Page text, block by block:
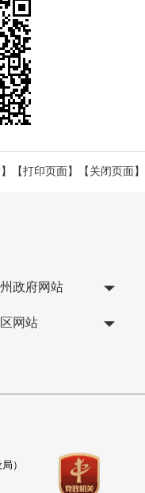
【打印页面】【 关闭页面】
政府网站
网站
）